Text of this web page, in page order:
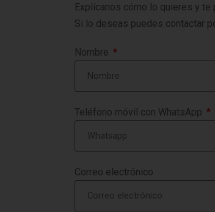
Explícanos cómo lo quieres y te
Si lo deseas puedes contactar
Nombre
Teléfono móvil con WhatsApp
Correo electrónico